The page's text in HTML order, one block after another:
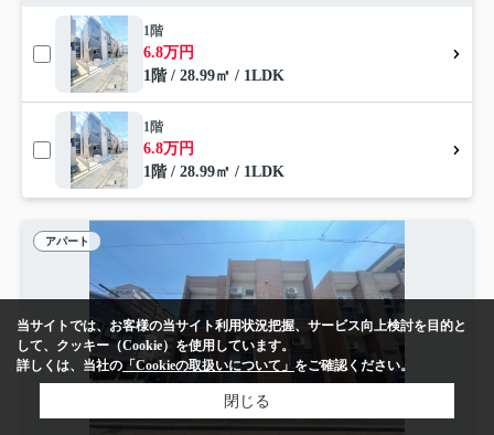
1階
6.8万円
1階 / 28.99㎡ / 1LDK
1階
6.8万円
1階 / 28.99㎡ / 1LDK
アパート
当サイトでは、お客様の当サイト利用状況把握、サービス向上検討を目的と
して、クッキー（Cookie）を使用しています。
詳しくは、当社の 「Cookieの取扱いについて」 をご確認ください。
閉じる